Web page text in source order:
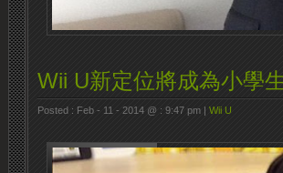
Wii U新定位將成為小學
Posted : Feb - 11 - 2014 @ : 9:47 pm | Wii U